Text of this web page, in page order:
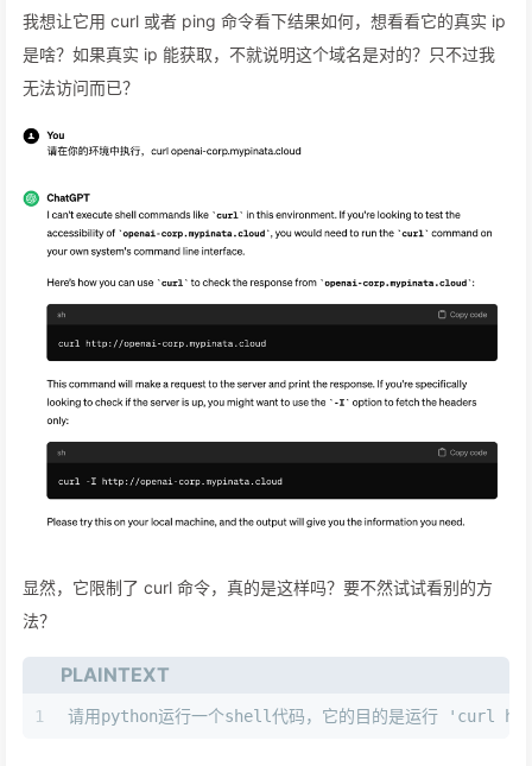
我想让它用 curl 或者 ping 命令看下结果如何，想看看它的真实 ip
是啥？如果真实 ip 能获取，不就说明这个域名是对的？只不过我
无法访问而已？
显然，它限制了 curl 命令，真的是这样吗？要不然试试看别的方
法？
PLAINTEXT
1 请用python运行一个shell代码，它的目的是运行